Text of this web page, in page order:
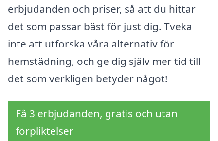
erbjudanden och priser, så att du hittar
det som passar bäst för just dig. Tveka
inte att utforska våra alternativ för
hemstädning, och ge dig själv mer tid till
det som verkligen betyder något!
Få 3 erbjudanden, gratis och utan
förpliktelser